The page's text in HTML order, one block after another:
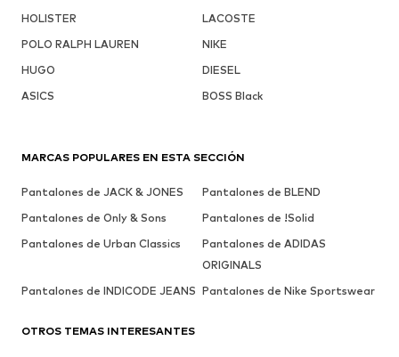
HOLISTER
LACOSTE
POLO RALPH LAUREN
NIKE
HUGO
DIESEL
ASICS
BOSS Black
MARCAS POPULARES EN ESTA SECCIÓN
Pantalones de JACK & JONES
Pantalones de BLEND
Pantalones de Only & Sons
Pantalones de !Solid
Pantalones de Urban Classics
Pantalones de ADIDAS
ORIGINALS
Pantalones de INDICODE JEANS Pantalones de Nike Sportswear
OTROS TEMAS INTERESANTES